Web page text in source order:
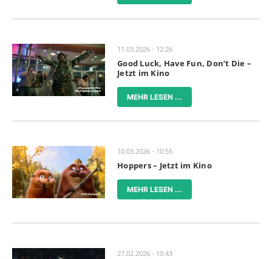
11.03.2026 - 12:26
Good Luck, Have Fun, Don’t Die –
Jetzt im Kino
MEHR LESEN ...
10.03.2026 - 10:55
Hoppers – Jetzt im Kino
MEHR LESEN ...
27.02.2026 - 10:43